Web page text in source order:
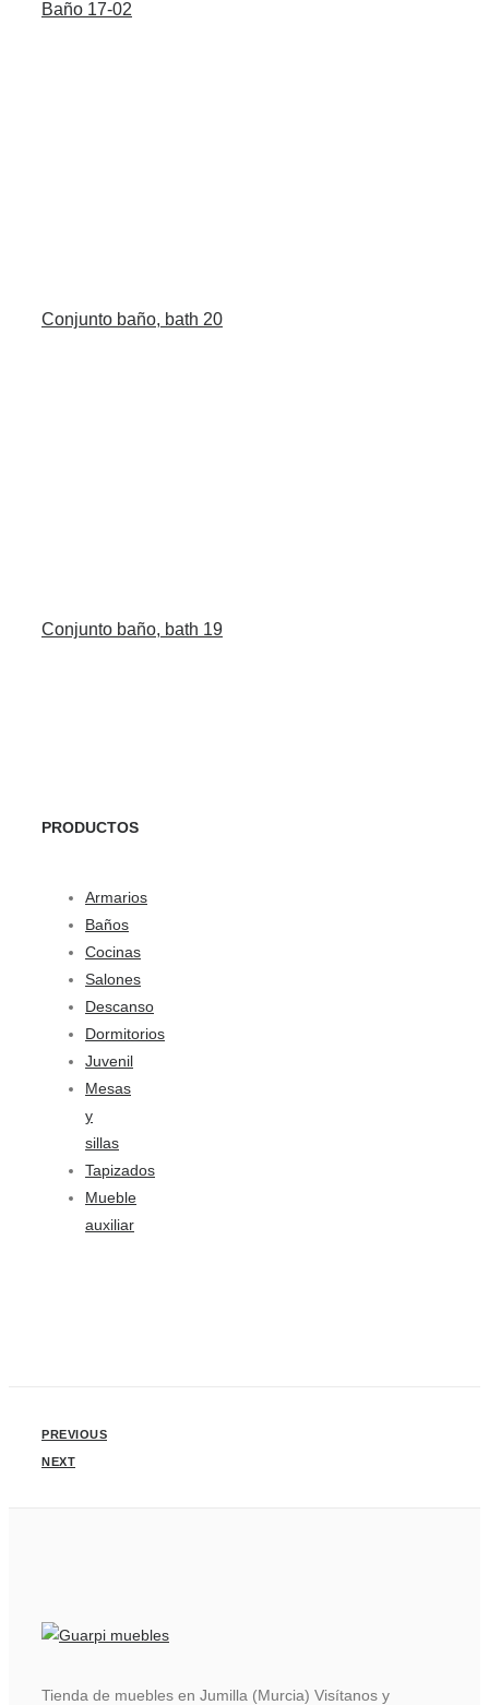
Baño 17-02
Conjunto baño, bath 20
Conjunto baño, bath 19
PRODUCTOS
Armarios
Baños
Cocinas
Salones
Descanso
Dormitorios
Juvenil
Mesas
y
sillas
Tapizados
Mueble
auxiliar
PREVIOUS
NEXT
Tienda de muebles en Jumilla (Murcia) Visítanos y